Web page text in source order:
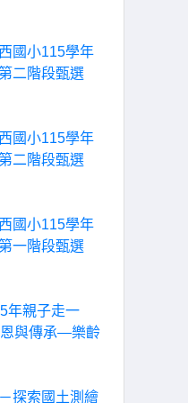
國小115學年
二階段甄選
國小115學年
二階段甄選
國小115學年
一階段甄選
年親子走一
與傳承—樂齡
探索國土測繪